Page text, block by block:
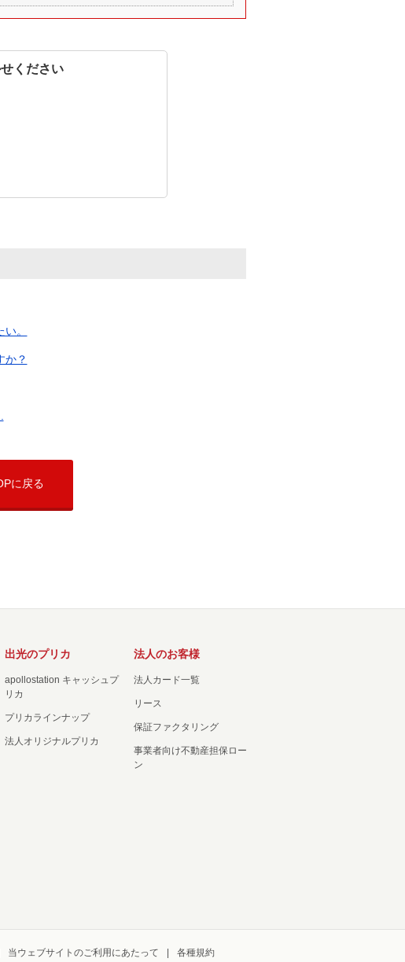
ください
。
か？
に戻る
出光のプリカ
apollostation キャッシュプ
リカ
プリカラインナップ
法人オリジナルプリカ
法人のお客様
法人カード一覧
リース
保証ファクタリング
事業者向け不動産担保ロー
ン
当ウェブサイトのご利用にあたって 各種規約